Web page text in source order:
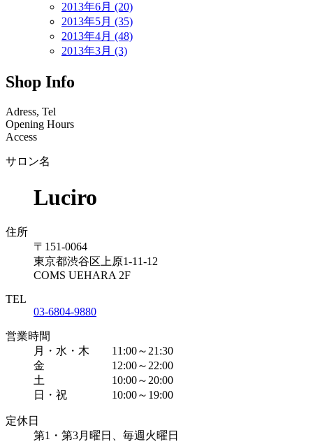
2013年6月 (20)
2013年5月 (35)
2013年4月 (48)
2013年3月 (3)
Shop Info
Adress, Tel
Opening Hours
Access
サロン名
Luciro
住所
〒151-0064
東京都渋谷区上原1-11-12
COMS UEHARA 2F
TEL
03-6804-9880
営業時間
月・水・木 11:00～21:30
金 12:00～22:00
土 10:00～20:00
日・祝 10:00～19:00
定休日
第1・第3月曜日、毎週火曜日